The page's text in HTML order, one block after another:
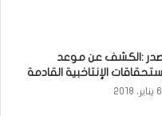
:الكشف عن موعد
الإنتاخبية القادمة
6 يناير، 2018